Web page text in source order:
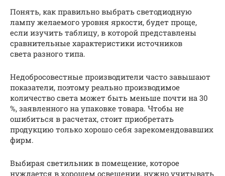
Понять, как правильно выбрать светодиодную
лампу желаемого уровня яркости, будет проще,
если изучить таблицу, в которой представлены
сравнительные характеристики источников
света разного типа.
Недобросовестные производители часто завышают
показатели, поэтому реально производимое
количество света может быть меньше почти на 30
%, заявленного на упаковке товара. Чтобы не
ошибиться в расчетах, стоит приобретать
продукцию только хорошо себя зарекомендовавших
фирм.
Выбирая светильник в помещение, которое
нуждается в хорошем освещении, нужно учитывать